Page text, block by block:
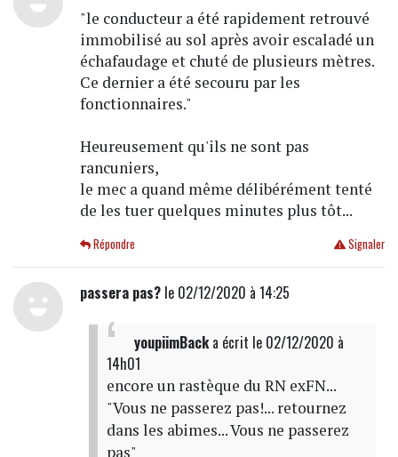
"le conducteur a été rapidement retrouvé
immobilisé au sol après avoir escaladé un
échafaudage et chuté de plusieurs mètres.
Ce dernier a été secouru par les
fonctionnaires."
Heureusement qu'ils ne sont pas
rancuniers,
le mec a quand même délibérément tenté
de les tuer quelques minutes plus tôt...
Signaler
Répondre
passera pas?le 02/12/2020 à 14:25
youpiimBacka écrit le 02/12/2020 à
14h01
encore un rastèque du RN exFN...
"Vous ne passerez pas!... retournez
dans les abimes... Vous ne passerez
pas"